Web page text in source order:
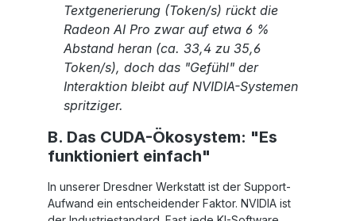
Textgenerierung (Token/s) rückt die
Radeon AI Pro zwar auf etwa 6 %
Abstand heran (ca. 33,4 zu 35,6
Token/s), doch das "Gefühl" der
Interaktion bleibt auf NVIDIA-Systemen
spritziger.
B. Das CUDA-Ökosystem: "Es
funktioniert einfach"
In unserer Dresdner Werkstatt ist der Support-
Aufwand ein entscheidender Faktor. NVIDIA ist